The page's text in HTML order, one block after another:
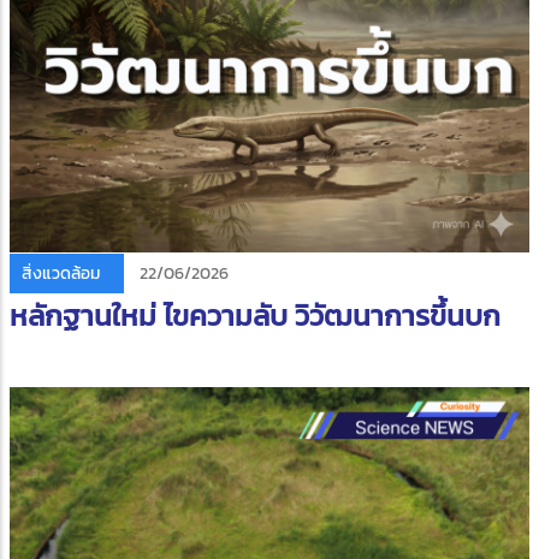
สิ่งแวดล้อม 22/06/2026
หลักฐานใหม่ ไขความลับ วิวัฒนาการขึ้นบก